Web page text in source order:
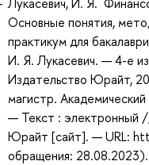
Основные понятия,
практикум для
И. Я. Лукасевич. — 4-е
Издательство Юрайт,
магистр.
— Текст : электронный
Юрайт [сайт]. — URL:
обращения: 28.08.2023).